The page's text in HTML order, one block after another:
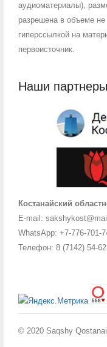
аудиоматериалы),
разрешена в объеме не
гиперссылкой на
первоисточник.
Наши
Костанайский
E-mail:
WhatsApp: +7-776-701-
Телефон: 8 (7142) 54-
© 2020 Saqshy